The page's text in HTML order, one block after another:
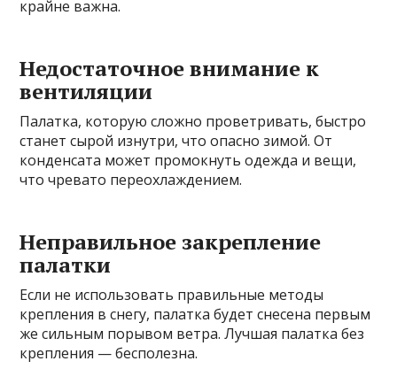
крайне важна.
Недостаточное внимание к
вентиляции
Палатка, которую сложно проветривать, быстро
станет сырой изнутри, что опасно зимой. От
конденсата может промокнуть одежда и вещи,
что чревато переохлаждением.
Неправильное закрепление
палатки
Если не использовать правильные методы
крепления в снегу, палатка будет снесена первым
же сильным порывом ветра. Лучшая палатка без
крепления — бесполезна.